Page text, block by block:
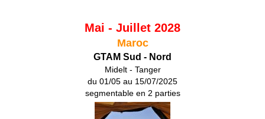
Mai - Juillet 2028
Maroc
GTAM Sud - Nord
Midelt - Tanger
du 01/05 au 15/07/2025
segmentable en 2 parties